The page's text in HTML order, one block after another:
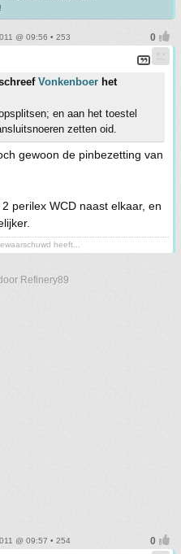
@ 09:56 • 253
Vonkenboer het
en aan het toestel
zetten oid.
gewoon de pinbezetting van
perilex WCD naast elkaar, en
heeft...
Refinery89
@ 09:57 • 254